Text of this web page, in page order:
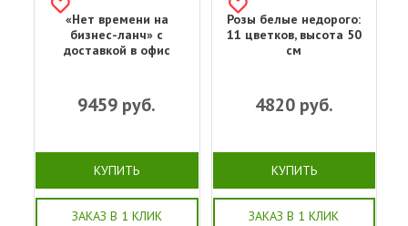
«Нет времени на
бизнес-ланч» с
доставкой в офис
9459 руб.
КУПИТЬ
ЗАКАЗ В 1 КЛИК
Розы белые недорого:
11 цветков, высота 50
см
4820руб.
КУПИТЬ
ЗАКАЗ В 1 КЛИК